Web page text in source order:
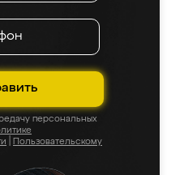
персональных
Пользовательскому